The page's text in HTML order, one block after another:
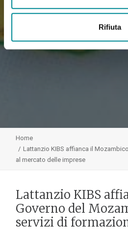
Rifiuta
Home
Lattanzio KIBS affianca il
al mercato delle imprese
Lattanzio KIBS
Governo del
servizi di